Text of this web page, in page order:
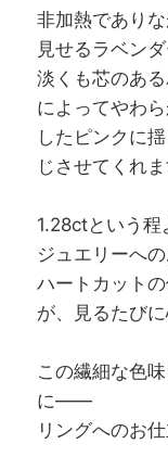
非加熱であり
見せるラベン
淡くも芯のあ
によってやわ
したピンクに
じさせてくれま
1.28ctという程
ジュエリーへ
ハートカット
が、見るたび
この繊細な色
に――
リングへのお